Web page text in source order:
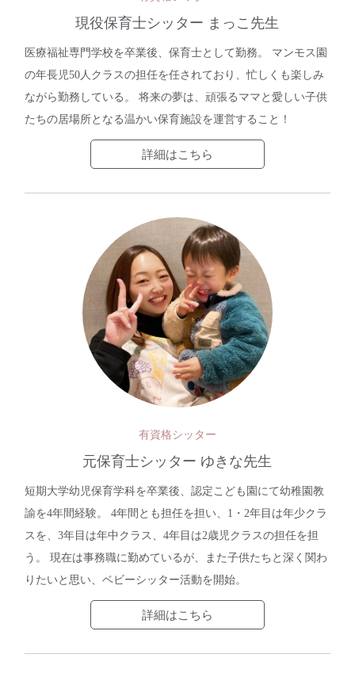
現役保育士シッター まっこ先生
医療福祉専門学校を卒業後、保育士として勤務。 マンモス園
の年長児50人クラスの担任を任されており、忙しくも楽しみ
ながら勤務している。 将来の夢は、頑張るママと愛しい子供
たちの居場所となる温かい保育施設を運営すること！
詳細はこちら
有資格シッター
元保育士シッター ゆきな先生
短期大学幼児保育学科を卒業後、認定こども園にて幼稚園教
諭を4年間経験。 4年間とも担任を担い、1・2年目は年少クラ
スを、3年目は年中クラス、4年目は2歳児クラスの担任を担
う。 現在は事務職に勤めているが、また子供たちと深く関わ
りたいと思い、ベビーシッター活動を開始。
詳細はこちら